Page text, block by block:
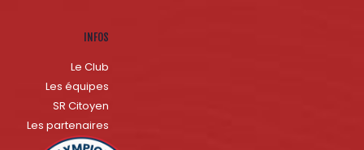
INFOS
Le Club
Les équipes
SR Citoyen
Les partenaires